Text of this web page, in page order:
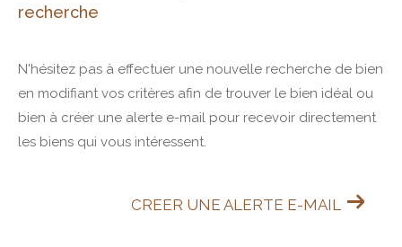
recherche
N'hésitez pas à effectuer une nouvelle recherche de bien
en modifiant vos critères afin de trouver le bien idéal ou
bien à créer une alerte e-mail pour recevoir directement
les biens qui vous intéressent.
CREER UNE ALERTE E-MAIL